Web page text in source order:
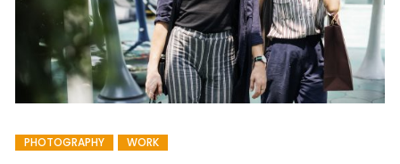
PHOTOGRAPHY WORK